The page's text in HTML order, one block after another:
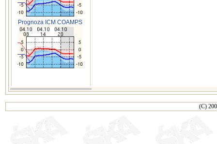
Prognoza ICM COAMPS
(C)